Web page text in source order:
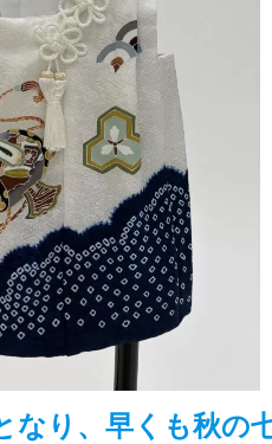
なり、早くも秋の